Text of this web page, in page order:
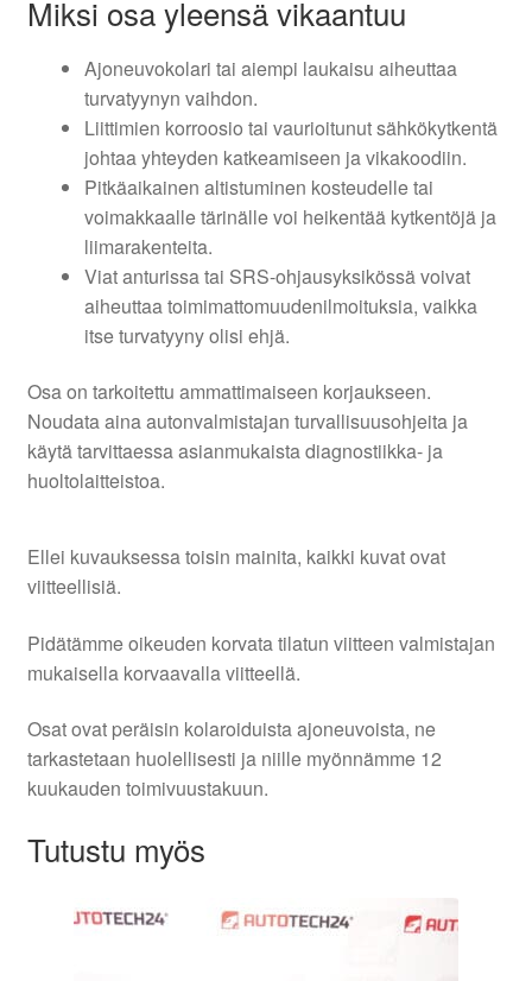
Miksi osa yleensä vikaantuu
Ajoneuvokolari tai aiempi laukaisu aiheuttaa
turvatyynyn vaihdon.
Liittimien korroosio tai vaurioitunut sähkökytkentä
johtaa yhteyden katkeamiseen ja vikakoodiin.
Pitkäaikainen altistuminen kosteudelle tai
voimakkaalle tärinälle voi heikentää kytkentöjä ja
liimarakenteita.
Viat anturissa tai SRS-ohjausyksikössä voivat
aiheuttaa toimimattomuudenilmoituksia, vaikka
itse turvatyyny olisi ehjä.
Osa on tarkoitettu ammattimaiseen korjaukseen.
Noudata aina autonvalmistajan turvallisuusohjeita ja
käytä tarvittaessa asianmukaista diagnostiikka- ja
huoltolaitteistoa.
Ellei kuvauksessa toisin mainita, kaikki kuvat ovat
viitteellisiä.
Pidätämme oikeuden korvata tilatun viitteen valmistajan
mukaisella korvaavalla viitteellä.
Osat ovat peräisin kolaroiduista ajoneuvoista, ne
tarkastetaan huolellisesti ja niille myönnämme 12
kuukauden toimivuustakuun.
Tutustu myös